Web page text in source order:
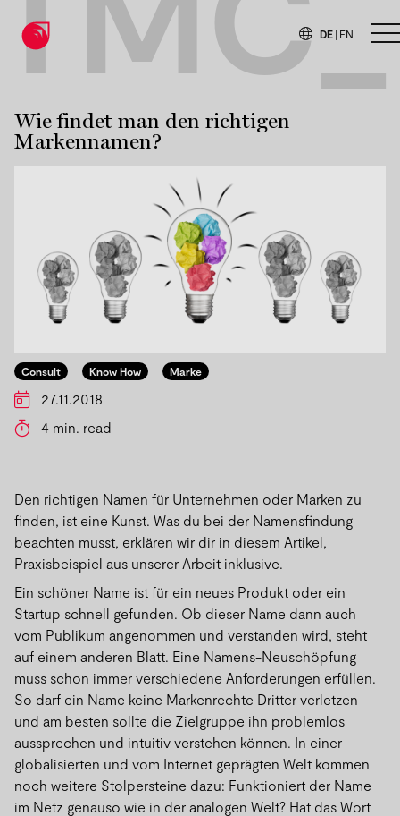
DE | EN
Wie findet man den richtigen
Markennamen?
Consult Know How Marke
27.11.2018
4 min. read
Den richtigen Namen für Unternehmen oder Marken zu
finden, ist eine Kunst. Was du bei der Namensfindung
beachten musst, erklären wir dir in diesem Artikel,
Praxisbeispiel aus unserer Arbeit inklusive.
Ein schöner Name ist für ein neues Produkt oder ein
Startup schnell gefunden. Ob dieser Name dann auch
vom Publikum angenommen und verstanden wird, steht
auf einem anderen Blatt. Eine Namens-Neuschöpfung
muss schon immer verschiedene Anforderungen erfüllen.
So darf ein Name keine Markenrechte Dritter verletzen
und am besten sollte die Zielgruppe ihn problemlos
aussprechen und intuitiv verstehen können. In einer
globalisierten und vom Internet geprägten Welt kommen
noch weitere Stolpersteine dazu: Funktioniert der Name
im Netz genauso wie in der analogen Welt? Hat das Wort